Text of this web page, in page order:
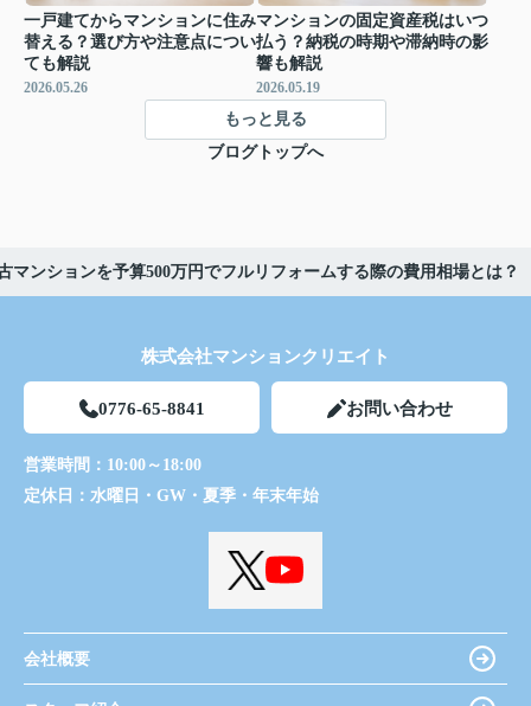
一戸建てからマンションに住み
替える？選び方や注意点につい
ても解説
2026.05.26
マンションの固定資産税はいつ
払う？納税の時期や滞納時の影
響も解説
2026.05.19
もっと見る
ブログトップへ
マンションを予算500万円でフルリフォームする際の費用相場とは？
株式会社マンションクリエイト
0776-65-8841 お問い合わせ
営業時間： 10:00～18:00
定休日： 水曜日・GW・夏季・年末年始
会社概要